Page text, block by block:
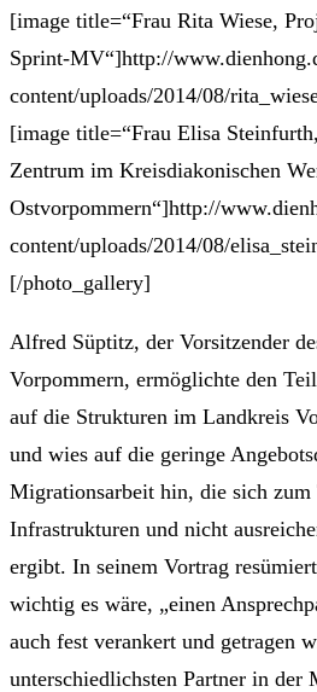
[image title=“Frau Rita Wiese,
Sprint-MV“]http://
content/uploads/2014/08/
[image title=“Frau Elisa
Zentrum im Kreisdiakonischen
Ostvorpommern“]http://
content/uploads/2014/08/
[/photo_gallery]
Alfred Süptitz, der Vorsitzender
Vorpommern, ermöglichte den
auf die Strukturen im Landkreis
und wies auf die geringe
Migrationsarbeit hin, die sich
Infrastrukturen und nicht
ergibt. In seinem Vortrag
wichtig es wäre, „einen
auch fest verankert und getragen
unterschiedlichsten Partner in der